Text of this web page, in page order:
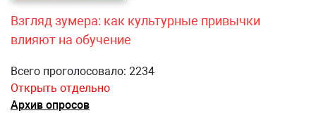
Взгляд зумера: как культурные привычки
влияют на обучение
Всего проголосовало: 2234
Открыть отдельно
Архив опросов